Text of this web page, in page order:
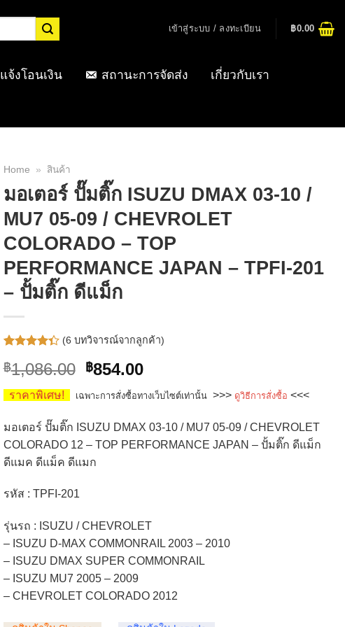
เข้าสู่ระบบ / ลงทะเบียน ฿0.00
แจ้งโอนเงิน สถานะการจัดส่ง เกี่ยวกับเรา
Home » สินค้า
มอเตอร์ ปั๊มติ๊ก ISUZU DMAX 03-10 /
MU7 05-09 / CHEVROLET
COLORADO – TOP
PERFORMANCE JAPAN – TPFI-201
– ปั้มติ๊ก ดีแม็ก
คะแนน
4.33จาก
5 คะแนน
เต็มบน
คะแนน
(6 บทวิจารณ์จากลูกค้า)
฿1,086.00 Original
price
was:
฿1,086.00.
฿854.00Current
price
is:
฿854.00.
ราคาพิเศษ! เฉพาะการสั่งซื้อทางเว็บไซต์เท่านั้น >>> ดูวิธีการสั่งซื้อ <<<
มอเตอร์ ปั๊มติ๊ก ISUZU DMAX 03-10 / MU7 05-09 / CHEVROLET
COLORADO 12 – TOP PERFORMANCE JAPAN – ปั้มติ๊ก ดีแม็ก
ดีแมค ดีแม็ค ดีแมก
รหัส : TPFI-201
รุ่นรถ : ISUZU / CHEVROLET
– ISUZU D-MAX COMMONRAIL 2003 – 2010
– ISUZU DMAX SUPER COMMONRAIL
– ISUZU MU7 2005 – 2009
– CHEVROLET COLORADO 2012